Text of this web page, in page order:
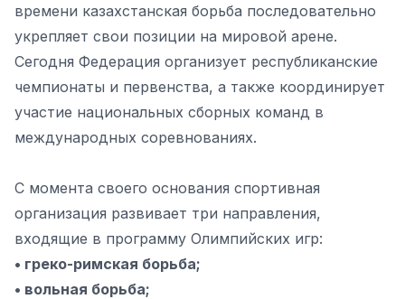
времени казахстанская борьба последовательно
укрепляет свои позиции на мировой арене.
Сегодня Федерация организует республиканские
чемпионаты и первенства, а также координирует
участие национальных сборных команд в
международных соревнованиях.
С момента своего основания спортивная
организация развивает три направления,
входящие в программу Олимпийских игр:
• греко-римская борьба;
• вольная борьба;